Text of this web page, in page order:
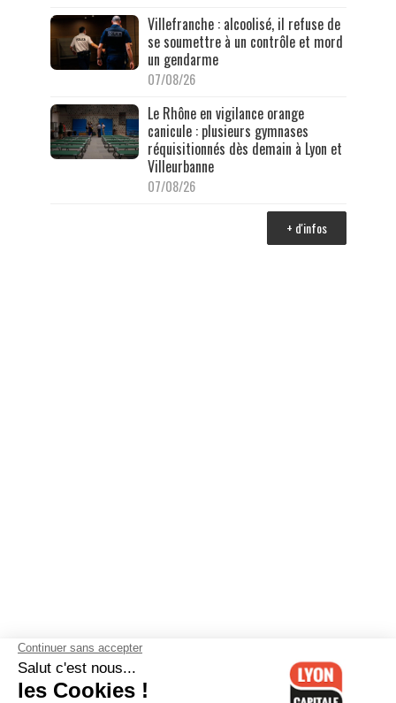
Villefranche : alcoolisé, il refuse de
se soumettre à un contrôle et mord
un gendarme
07/08/26
Le Rhône en vigilance orange
canicule : plusieurs gymnases
réquisitionnés dès demain à Lyon et
Villeurbanne
07/08/26
+ d'infos